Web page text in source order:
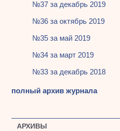
№37 за декабрь 2019
№36 за октябрь 2019
№35 за май 2019
№34 за март 2019
№33 за декабрь 2018
полный архив журнала
АРХИВЫ